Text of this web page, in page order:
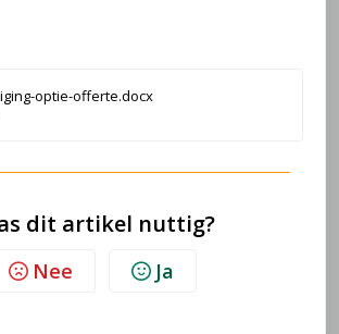
optie-offerte.docx
dit artikel nuttig?
Nee Ja